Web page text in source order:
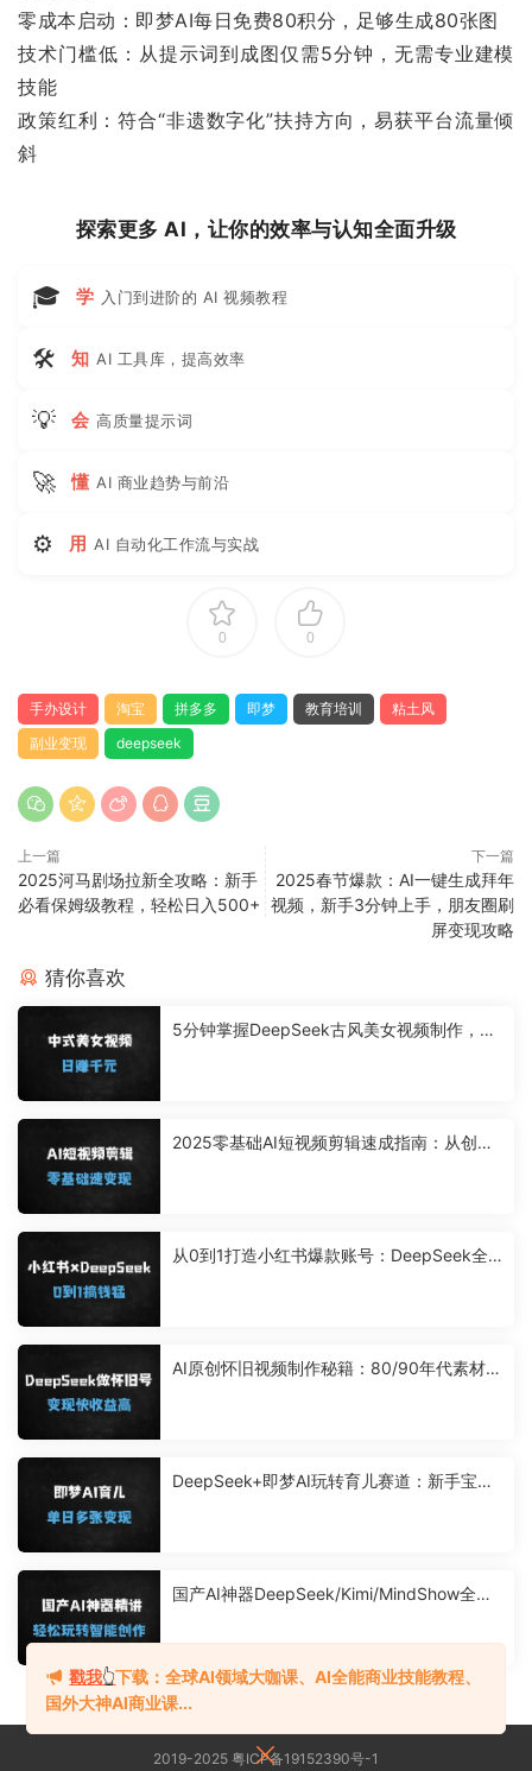
零成本启动：即梦AI每日免费80积分，足够生成80张图
技术门槛低：从提示词到成图仅需5分钟，无需专业建模
技能
政策红利：符合“非遗数字化”扶持方向，易获平台流量倾
斜
探索更多 AI，让你的效率与认知全面升级
🎓 学 入门到进阶的 AI 视频教程
🛠 知 AI 工具库，提高效率
💡 会 高质量提示词
🚀 懂 AI 商业趋势与前沿
⚙ 用 AI 自动化工作流与实战
0 0
手办设计 淘宝 拼多多 即梦 教育培训
粘土风
副业变现
deepseek
上一篇
2025河马剧场拉新全攻略：新手
必看保姆级教程，轻松日入500+
下一篇
2025春节爆款：AI一键生成拜年
视频，新手3分钟上手，朋友圈刷
屏变现攻略
猜你喜欢
5分钟掌握DeepSeek古风美女视频制作，单
2025零基础AI短视频剪辑速成指南：从创意
从0到1打造小红书爆款账号：DeepSeek全
AI原创怀旧视频制作秘籍：80/90年代素材0
DeepSeek+即梦AI玩转育儿赛道：新手宝妈
国产AI神器DeepSeek/Kimi/MindShow全套
巧）
2019-2025 粤ICP备19152390号-1
戳我👆下载：全球AI领域大咖课、AI全能商业技能教程、
国外大神AI商业课...